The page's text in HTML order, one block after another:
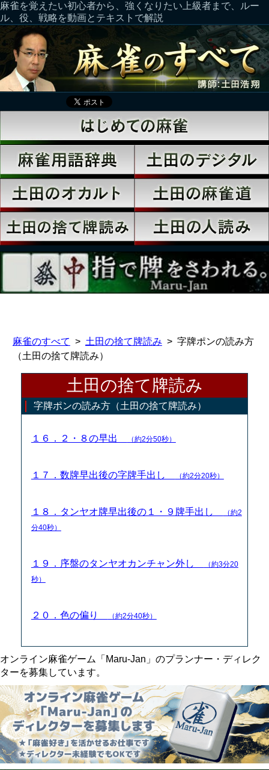
麻雀を覚えたい初心者から、強くなりたい上級者まで、ルー
ル、役、戦略を動画とテキストで解説
麻雀のすべて 土田の捨て牌読み
字牌ポンの読み方
（土田の捨て牌読み）
土田の捨て牌読み
字牌ポンの読み方（土田の捨て牌読み）
１６．２・８の早出 （約2分50秒）
１７．数牌早出後の字牌手出し （約2分20秒）
１８．タンヤオ牌早出後の１・９牌手出し
（約2
分40秒）
１９．序盤のタンヤオカンチャン外し
（約3分20
秒）
２０．色の偏り （約2分40秒）
オンライン麻雀ゲーム「Maru-Jan」のプランナー・ディレク
ターを募集しています。